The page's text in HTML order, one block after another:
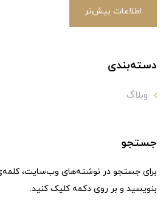
اطلاعات بیش‌تر
دسته‌بندی
وبلاگ
جستجو
برای جستجو در نوشته‌های وب‌سایت،
بنویسید و بر روی دکمه کلیک کنید.